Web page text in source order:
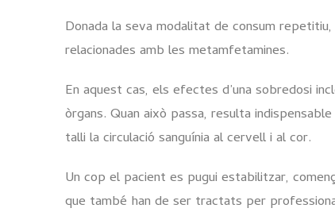
Donada la seva modalitat de consum
relacionades amb les metamfetamines.
En aquest cas, els efectes d’una sobredosi
òrgans. Quan això passa, resulta
talli la circulació sanguínia al cervell i al cor.
Un cop el pacient es pugui estabilitzar,
que també han de ser tractats per